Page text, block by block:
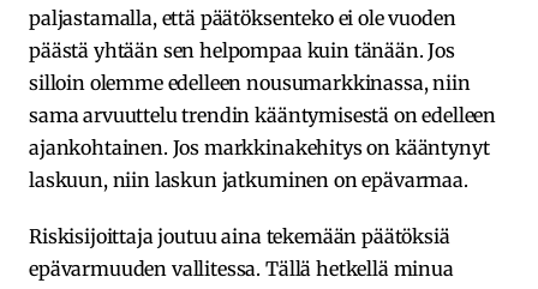
paljastamalla, että päätöksenteko ei ole vuoden
päästä yhtään sen helpompaa kuin tänään. Jos
silloin olemme edelleen nousumarkkinassa, niin
sama arvuuttelu trendin kääntymisestä on edelleen
ajankohtainen. Jos markkinakehitys on kääntynyt
laskuun, niin laskun jatkuminen on epävarmaa.
Riskisijoittaja joutuu aina tekemään päätöksiä
epävarmuuden vallitessa. Tällä hetkellä minua